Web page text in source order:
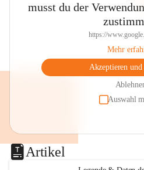
musst du der
https://
Mehr
Akzeptieren und
Auswahl
Artikel